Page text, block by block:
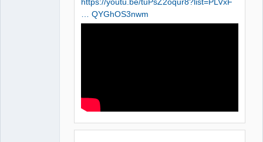
… QYGhOS3nwm